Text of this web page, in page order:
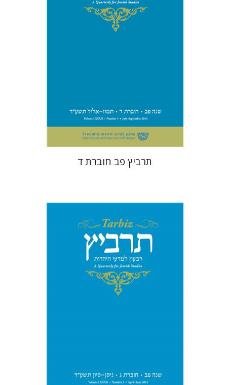
$28
$25
תרביץ פב חוברת ד
שולמית אליצור
קטרינה ריגו
מנחם קיסטר
$28
$25